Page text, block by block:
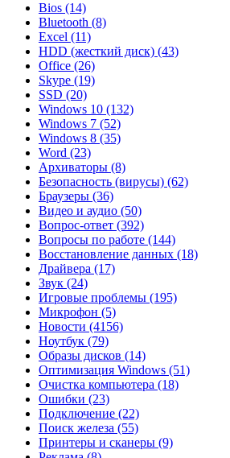
Bios (14)
Bluetooth (8)
Excel (11)
HDD (жесткий диск) (43)
Office (26)
Skype (19)
SSD (20)
Windows 10 (132)
Windows 7 (52)
Windows 8 (35)
Word (23)
Архиваторы (8)
Безопасность (вирусы) (62)
Браузеры (36)
Видео и аудио (50)
Вопрос-ответ (392)
Вопросы по работе (144)
Восстановление данных (18)
Драйвера (17)
Звук (24)
Игровые проблемы (195)
Микрофон (5)
Новости (4156)
Ноутбук (79)
Образы дисков (14)
Оптимизация Windows (51)
Очистка компьютера (18)
Ошибки (23)
Подключение (22)
Поиск железа (55)
Принтеры и сканеры (9)